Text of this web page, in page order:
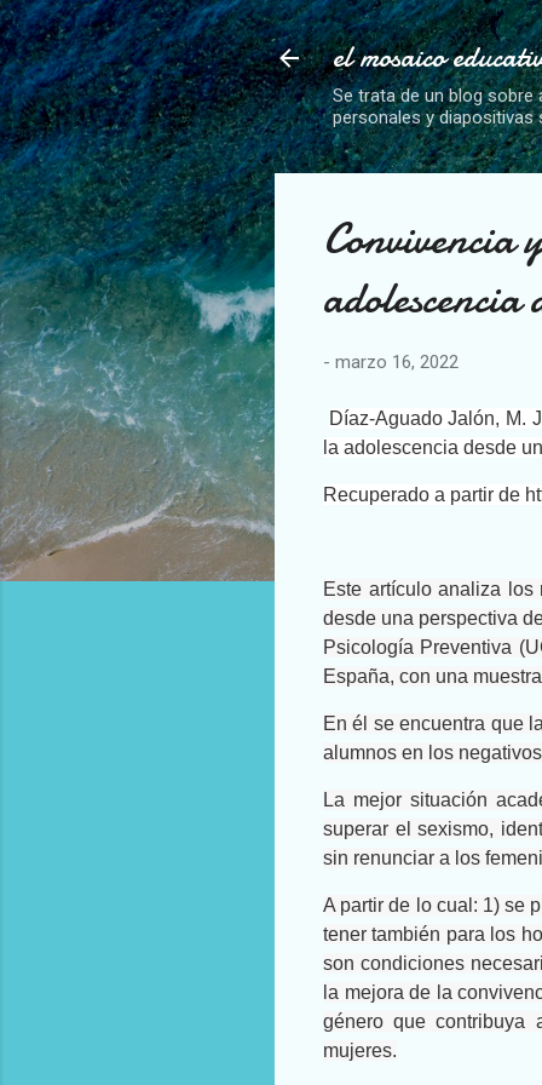
el mosaico
Se trata de un blog
personales y
Convivencia
adolescencia
- marzo 16, 2022
Díaz-Aguado Jalón, M.
la adolescencia desde
Recuperado a partir de
Este artículo analiza
desde una perspectiva
Psicología Preventiva
España, con una
En él se encuentra que
alumnos en los
La mejor situación
superar el sexismo,
sin renunciar a los
A partir de lo cual: 1) se
tener también para los
son condiciones
la mejora de la
género que contribuya
mujeres.